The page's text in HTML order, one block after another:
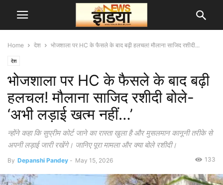
Home देश भोजशाला पर HC के फैसले के बाद बढ़ी हलचल! मौलाना साजिद रशीदी...
देश
भोजशाला पर HC के फैसले के बाद बढ़ी
हलचल! मौलाना साजिद रशीदी बोले-
‘अभी लड़ाई खत्म नहीं…’
न्होंने कहा कि सुप्रीम कोर्ट जाने का रास्ता खुला है और मुसलमान कानूनी तरीके से
अपनी लड़ाई जारी रखेंगे। जानिए पूरा मामला और क्या बोले रशीदी।
By Depanshi Pandey - May 15, 2026 133